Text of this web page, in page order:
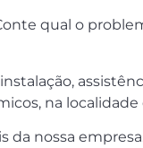
qual o
na localidade
nossa